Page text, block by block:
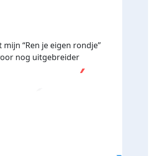
“Ren je eigen rondje”
nog uitgebreider